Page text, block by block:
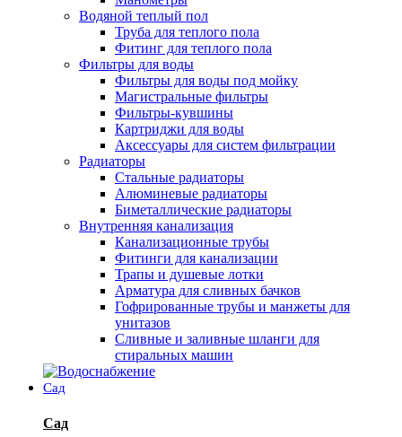
Водяной теплый пол
Труба для теплого пола
Фитинг для теплого пола
Фильтры для воды
Фильтры для воды под мойку
Магистральные фильтры
Фильтры-кувшины
Картриджи для воды
Аксессуары для систем фильтрации
Радиаторы
Стальные радиаторы
Алюминевые радиаторы
Биметаллические радиаторы
Внутренняя канализация
Канализационные трубы
Фитинги для канализации
Трапы и душевые лотки
Арматура для сливных бачков
Гофрированные трубы и манжеты для
унитазов
Сливные и заливные шланги для
стиральных машин
Сад
Сад